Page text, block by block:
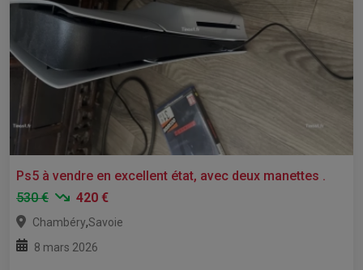
Ps5 à vendre en excellent état, avec deux manettes .
530 €
420 €
Chambéry,Savoie
8 mars 2026